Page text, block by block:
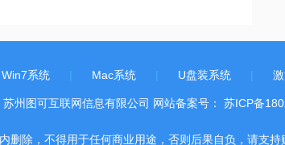
Win7系统 Mac系统 U盘装系统
州图可互联网信息有限公司 网站备案号： 苏ICP备
删除，不得用于任何商业用途，否则后果自负，请支